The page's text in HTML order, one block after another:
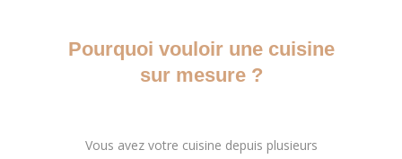
Pourquoi vouloir une cuisine
sur mesure ?
Vous avez votre cuisine depuis plusieurs